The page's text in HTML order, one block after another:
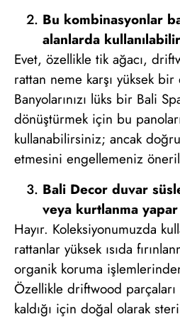
Bu kombinasyonlar
alanlarda
Evet, özellikle tik ağacı,
rattan neme karşı yüksek
Banyolarınızı lüks bir Bali
dönüştürmek için bu
kullanabilirsiniz; ancak
etmesini engellemeniz
Bali Decor duvar
veya kurtlanma yapar
Hayır. Koleksiyonumuzda
rattanlar yüksek ısıda
organik koruma
Özellikle driftwood
kaldığı için doğal olarak